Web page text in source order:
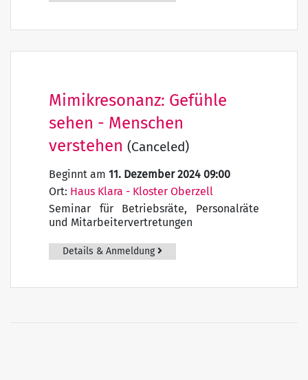
Mimikresonanz: Gefühle
sehen - Menschen
verstehen (Canceled)
Beginnt am 11. Dezember 2024 09:00
Ort: Haus Klara - Kloster Oberzell
Seminar für Betriebsräte, Personalräte
und Mitarbeitervertretungen
Details & Anmeldung